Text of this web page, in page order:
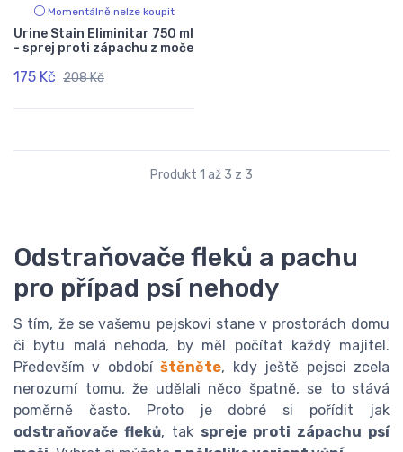
Momentálně nelze koupit
Urine Stain Eliminitar 750 ml
- sprej proti zápachu z moče
175 Kč 208 Kč
Produkt 1 až 3 z 3
Odstraňovače fleků a pachu
pro případ psí nehody
S tím, že se vašemu pejskovi stane v prostorách domu
či bytu malá nehoda, by měl počítat každý majitel.
Především v obdobíštěněte, kdy ještě pejsci zcela
nerozumí tomu, že udělali něco špatně, se to stává
poměrně často. Proto je dobré si pořídit jak
odstraňovače fleků, tak spreje proti zápachu psí